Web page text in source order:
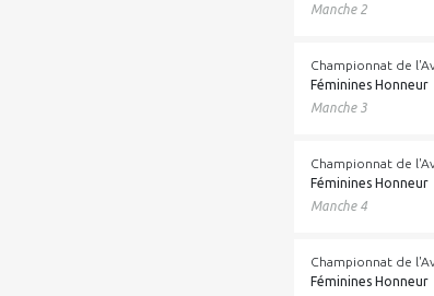
Manche 2
Championnat de
Féminines Honneur
Manche 3
Championnat de
Féminines Honneur
Manche 4
Championnat de
Féminines Honneur